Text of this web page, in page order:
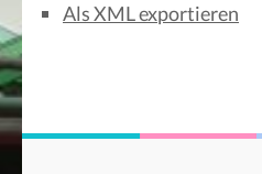
Als XML exportieren